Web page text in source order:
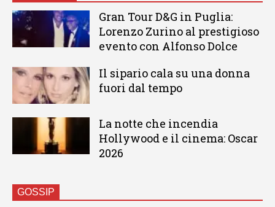
Gran Tour D&G in Puglia:
Lorenzo Zurino al prestigioso
evento con Alfonso Dolce
Il sipario cala su una donna
fuori dal tempo
La notte che incendia
Hollywood e il cinema: Oscar
2026
GOSSIP